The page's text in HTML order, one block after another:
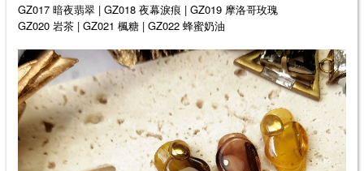
GZ017 暗夜翡翠 | GZ018 夜幕淚痕 | GZ019 摩洛哥玫瑰
GZ020 岩茶 | GZ021 楓糖 | GZ022 蜂蜜奶油